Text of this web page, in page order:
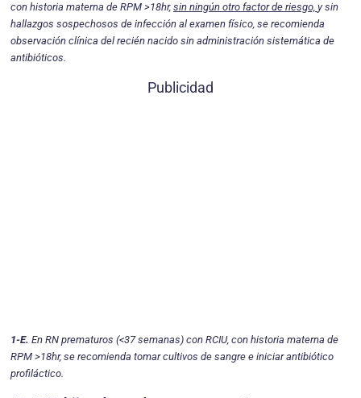
con historia materna de RPM >18hr, sin ningún otro factor de riesgo, y sin
hallazgos sospechosos de infección al examen físico, se recomienda
observación clínica del recién nacido sin administración sistemática de
antibióticos.
Publicidad
1-E. En RN prematuros (<37 semanas) con RCIU, con historia materna de
RPM >18hr, se recomien­da tomar cultivos de sangre e iniciar antibiótico
profiláctico.